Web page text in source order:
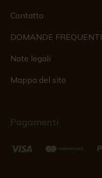
Contatto
DOMANDE FREQUENTI
Note legali
Mappa del sito
Pagamenti